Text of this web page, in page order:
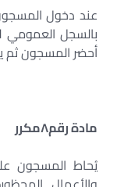
عند دخول
بالسجل العمومي
أحضر المسجون ثم
مادة رقم٨مكرر
يُحاط المسجون